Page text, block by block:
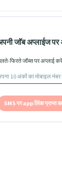
जॉब अप्लाईज
फिरते जॉब्स पर अप्लाई
SMS पर app लिंक प्राप्त